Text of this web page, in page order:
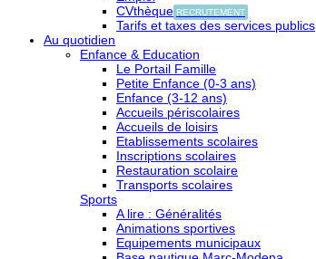
CVthèque RECRUTEMENT
Tarifs et taxes des services publics
Au quotidien
Enfance & Education
Le Portail Famille
Petite Enfance (0-3 ans)
Enfance (3-12 ans)
Accueils périscolaires
Accueils de loisirs
Etablissements scolaires
Inscriptions scolaires
Restauration scolaire
Transports scolaires
Sports
A lire : Généralités
Animations sportives
Equipements municipaux